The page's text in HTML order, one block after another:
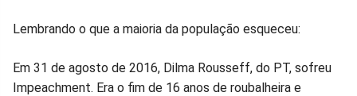
Lembrando o que a maioria da população esqueceu:
Em 31 de agosto de 2016, Dilma Rousseff, do PT, sofreu
Impeachment. Era o fim de 16 anos de roubalheira e